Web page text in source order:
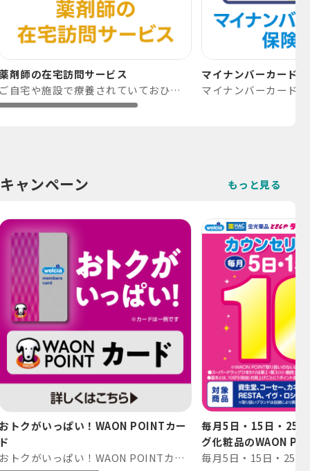
剤師の在宅訪問サービス
ご自宅や施設で療養されていておひとりで通院できない、または介助が必要な方で主治医による指示がある方にご利用いただけます。
マイナンバーカード
キャンペーン もっと見る
トクがいっぱい！WAON POINTカー
おトクがいっぱい！WAON POINTカード
毎月5日・15日・25
グ化粧品のWAON P⋯